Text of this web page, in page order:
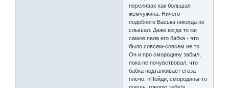
переливах как большая
жемчужина. Ничего
подобного Васька никогда не
слышал. Даже когда то же
самое пела его бабка - это
было совсем-совсем не то.
Он и про смородину забыл,
пока не почувствовал, что
бабка подталкивает егоза
плечо: «Пойди, смородины-то